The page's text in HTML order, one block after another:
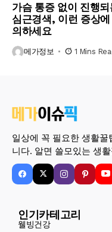
가슴 통증 없이 진행되
심근경색, 이런 증상
의하세요
메가정보 1 Mins
일상에 꼭 필요한 생활
니다. 알면 쓸모있는 생
인기카테고리
웰빙건강